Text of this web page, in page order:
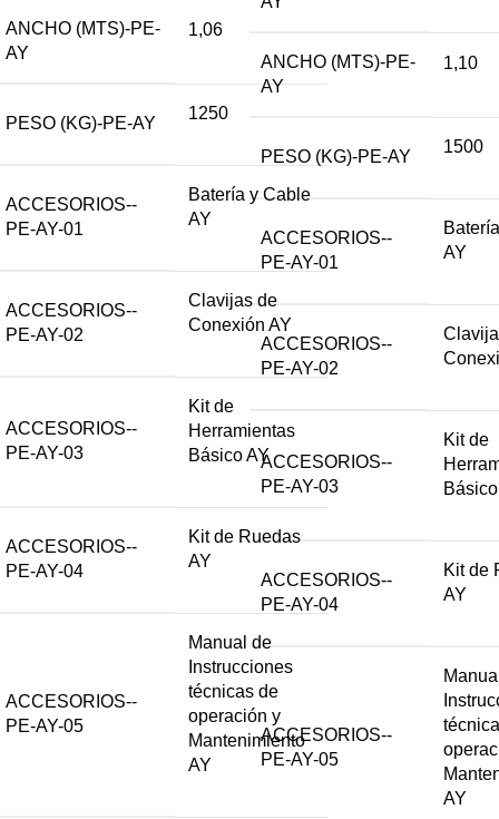
ANCHO (MTS)-PE-
AY
1,06
PESO (KG)-PE-AY
1250
ACCESORIOS--
PE-AY-01
Batería y Cable
AY
ACCESORIOS--
PE-AY-02
Clavijas de
Conexión AY
ACCESORIOS--
PE-AY-03
Kit de
Herramientas
Básico AY
ACCESORIOS--
PE-AY-04
Kit de Ruedas
AY
ACCESORIOS--
PE-AY-05
Manual de
Instrucciones
técnicas de
operación y
Mantenimiento
AY
ANCHO (MTS)-PE-
AY
1,10
PESO (KG)-PE-AY
1500
ACCESORIOS--
PE-AY-01
AY
ACCESORIOS--
PE-AY-02
ACCESORIOS--
PE-AY-03
Kit de
ACCESORIOS--
PE-AY-04
Kit de
AY
ACCESORIOS--
PE-AY-05
AY